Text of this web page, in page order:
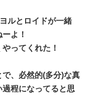
ルとロイドが一緒
よ！
ってくれた！
、必然的(多分)な真
程になってると思